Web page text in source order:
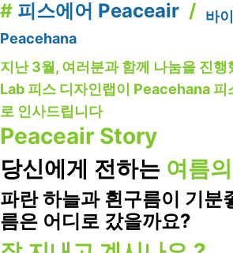
# 피스에어 Peaceair /
바
Peacehana
지난 3월, 여러분과 함께 나눔을 진
Lab 피스 디자인랩이 Peacehana 피
로 인사드립니다
Peaceair Story
당신에게 전하는 여름
파란 하늘과 흰구름이 기분
름은 어디로 갔을까요?